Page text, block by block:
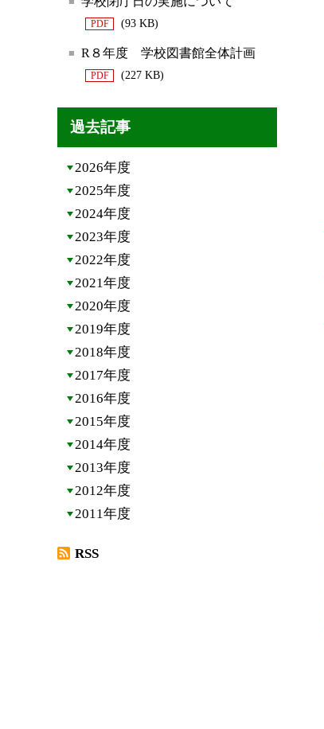
PDF (93 KB)
R８年度 学校図書館全体計画
PDF (227 KB)
過去記事
2026年度
2025年度
2024年度
2023年度
2022年度
2021年度
2020年度
2019年度
2018年度
2017年度
2016年度
2015年度
2014年度
2013年度
2012年度
2011年度
RSS